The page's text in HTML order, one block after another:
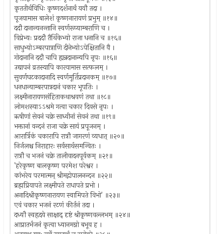
कृततीर्थविधिः कृष्णदर्शनार्थं ययौ तदा ।
पूजयामास बालेशं कृष्णनारायणं प्रभुम् ॥१४॥
ददौ दानान्यनन्तानि स्वर्णरूप्याम्बराणि च ।
विप्रेभ्यः प्रददौ तैर्थिकेभ्यो राजा धनानि च ॥१६॥
साधुभ्योऽम्बरपात्राणि दीनेभ्योऽपेक्षितानि वै ।
गोदानानि ददौ चापि ह्यन्नदानान्यपि नृपः ॥१६॥
उद्यापनं व्रतस्यापि कारयामास सत्फलम् ।
सुवर्णघटकादानादि स्वर्णमूर्तिप्रदानकम् ॥१७॥
धनधान्याम्बरपात्रदानं चकार भूपतिः ।
लक्ष्मीनारायणसंहिताकथाश्रवणं तथा ॥१८॥
लोमशस्याऽऽश्रमे गत्वा चकार दिवसे नृपः ।
ऋषीणां सेवनं चक्रे साध्वीनां सेवनं तथा ॥१९॥
भक्तानां वन्दनं राजा चक्रे सायं प्रपूजनम् ।
आरार्त्रिकं चकारापि रात्रौ जागरणं व्यधात् ॥२०॥
निर्जलश्च निराहारः सर्वसार्थसमन्वितः ।
रात्रौ च भजनं चक्रे तालीवादनपूर्वकम् ॥२१॥
'हरेकृष्ण बालकृष्ण परमेश परेश्वर ।
कांभरेय परमात्मन् श्रीमद्गोपालनन्दन ॥२२॥
ब्रह्मप्रियापते लक्ष्मीपते राधापते प्रभो ।
अनादिश्रीकृष्णनारायण स्वामिपते विभो' ॥२३॥
एवं चकार भजनं रटणं कीर्तनं तदा ।
दध्यौ स्वहृदये साक्षाद् दृष्टं श्रीकृष्णवल्लभम् ॥२४॥
आप्रातर्भजनं कृत्वा ध्यानमग्नो बभूव ह ।